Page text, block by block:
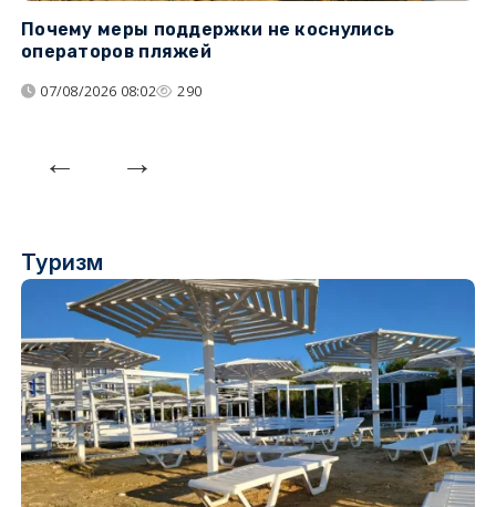
Почему меры поддержки не коснулись
операторов пляжей
07/08/2026 08:02 290
Туризм